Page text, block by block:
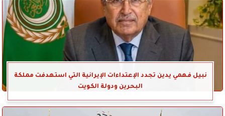
نبيل فهمي يدين تجدد الإعتداءات الإيرانية التي استهدفت مملكة
البحرين ودولة الكويت